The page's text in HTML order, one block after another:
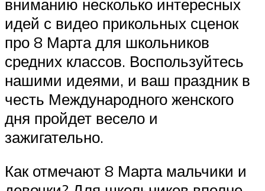
вниманию несколько интересных
идей с видео прикольных сценок
про 8 Марта для школьников
средних классов. Воспользуйтесь
нашими идеями, и ваш праздник в
честь Международного женского
дня пройдет весело и
зажигательно.
Как отмечают 8 Марта мальчики и